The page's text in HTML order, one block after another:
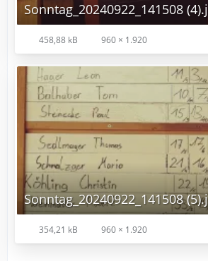
Sonntag_20240922_141508
458,88 kB 960 × 1.920
Sonntag_20240922_141508
354,21 kB 960 × 1.920